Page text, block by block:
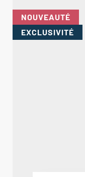
NOUVEAUTÉ
EXCLUSIVITÉ